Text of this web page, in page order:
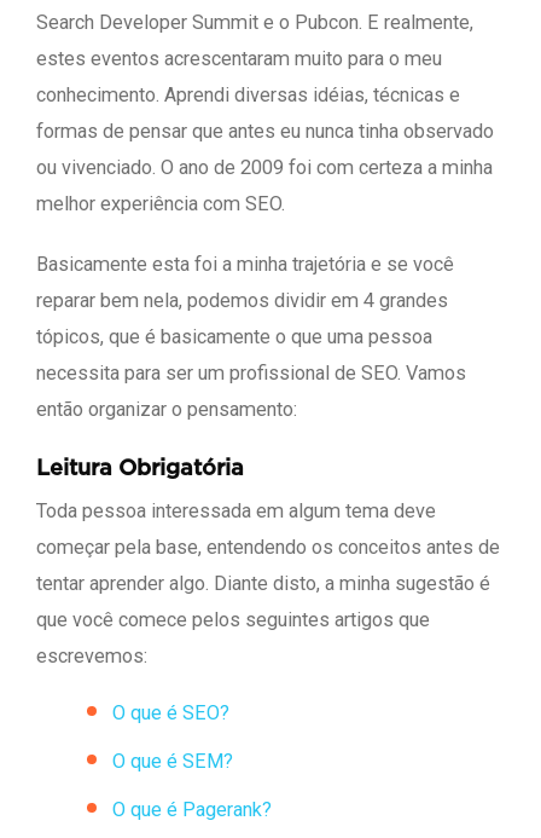
Search Developer Summit e o Pubcon. E realmente,
estes eventos acrescentaram muito para o meu
conhecimento. Aprendi diversas idéias, técnicas e
formas de pensar que antes eu nunca tinha observado
ou vivenciado. O ano de 2009 foi com certeza a minha
melhor experiência com SEO.
Basicamente esta foi a minha trajetória e se você
reparar bem nela, podemos dividir em 4 grandes
tópicos, que é basicamente o que uma pessoa
necessita para ser um profissional de SEO. Vamos
então organizar o pensamento:
Leitura Obrigatória
Toda pessoa interessada em algum tema deve
começar pela base, entendendo os conceitos antes de
tentar aprender algo. Diante disto, a minha sugestão é
que você comece pelos seguintes artigos que
escrevemos:
O que é SEO?
O que é SEM?
O que é Pagerank?